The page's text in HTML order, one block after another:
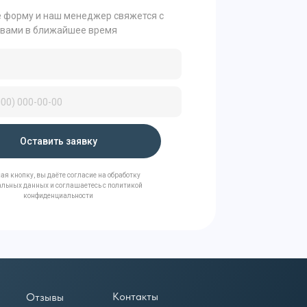
форму и наш менеджер свяжется с
вами в ближайшее время
Оставить заявку
кнопку, вы даёте согласие на обработку
данных и соглашаетесь с политикой
конфиденциальности